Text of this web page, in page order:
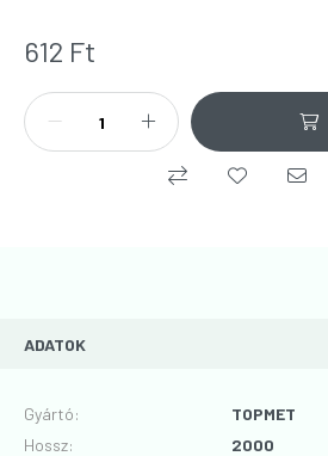
612 Ft
ADATOK
Gyártó:
TOPMET
Hossz: 2000